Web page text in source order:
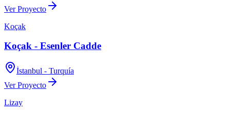
Ver Proyecto
Koçak
Koçak - Esenler Cadde
İstanbul - Turquía
Ver Proyecto
Lizay